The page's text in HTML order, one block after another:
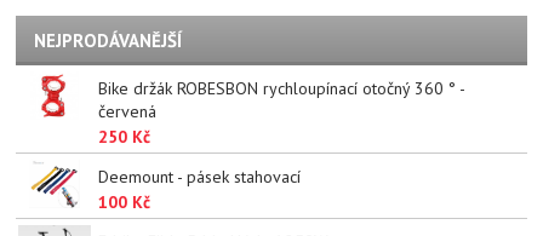
NEJPRODÁVANĚJŠÍ
Bike držák ROBESBON rychloupínací otočný 360 ° -
červená
250 Kč
Deemount - pásek stahovací
100 Kč